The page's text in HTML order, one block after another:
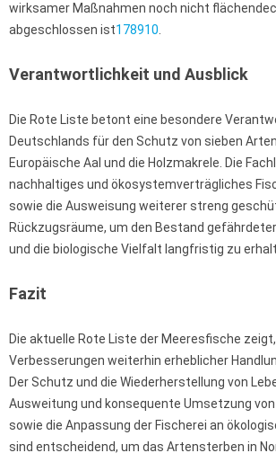
wirksamer Maßnahmen noch nicht
abgeschlossen ist1 78910.
Verantwortlichkeit und Ausblick
Die Rote Liste betont eine besondere
Deutschlands für den Schutz von sieben
Europäische Aal und die Holzmakrele. Die
nachhaltiges und ökosystemverträgliches
sowie die Ausweisung weiterer streng
Rückzugsräume, um den Bestand
und die biologische Vielfalt langfristig zu
Fazit
Die aktuelle Rote Liste der Meeresfische
Verbesserungen weiterhin erheblicher
Der Schutz und die Wiederherstellung von
Ausweitung und konsequente Umsetzung
sowie die Anpassung der Fischerei an
sind entscheidend, um das Artensterben in